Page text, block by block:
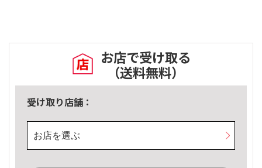
お店で受け取る
（送料無料）
受け取り店舗：
お店を選ぶ